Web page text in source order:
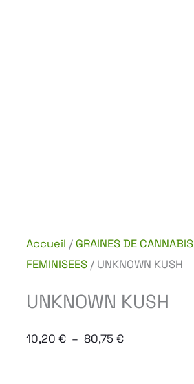
Accueil / GRAINES DE CANNABIS
FEMINISEES / UNKNOWN KUSH
UNKNOWN KUSH
10,20 € – 80,75 €Plage